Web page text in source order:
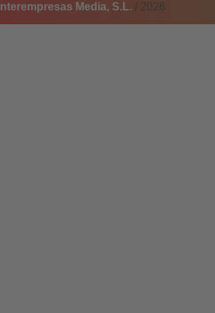
Interempresas Media, S.L. / 2026